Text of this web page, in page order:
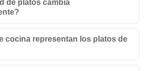
de platos cambia
cocina representan los platos de